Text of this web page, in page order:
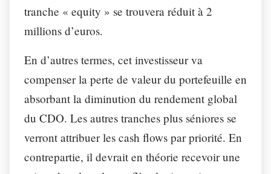
tranche « equity » se trouvera réduit à 2
millions d’euros.
En d’autres termes, cet investisseur va
compenser la perte de valeur du portefeuille en
absorbant la diminution du rendement global
du CDO. Les autres tranches plus séniores se
verront attribuer les cash flows par priorité. En
contrepartie, il devrait en théorie recevoir une